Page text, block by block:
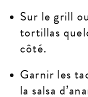
Sur le grill
tortillas
côté.
Garnir les
la salsa